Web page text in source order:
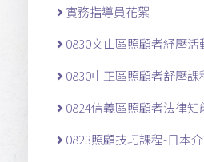
實務指導員花絮
0830文山區照顧者紓壓活
0830中正區照顧者舒壓課
0824信義區照顧者法律知
0823照顧技巧課程-日本